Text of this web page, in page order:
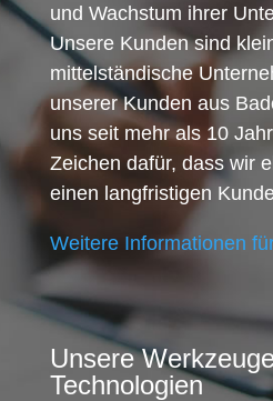
und Wachstum ihrer
Unsere Kunden sind
mittelständische
unserer Kunden aus
uns seit mehr als 10
Zeichen dafür, dass wir
einen langfristigen
Weitere Informationen
Unsere
Technologien